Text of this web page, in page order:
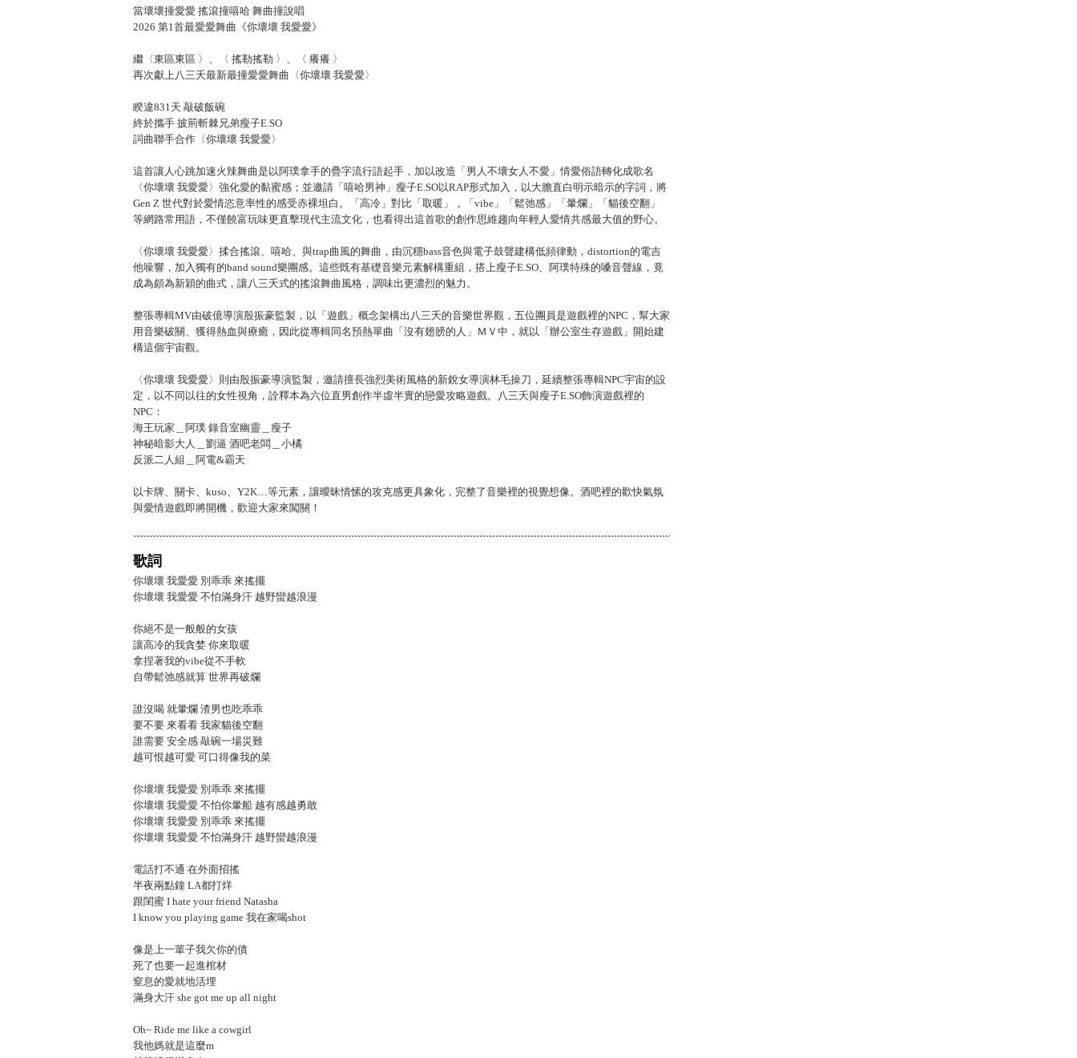
當壞壞撞愛愛 搖滾撞嘻哈 舞曲撞說唱
2026 第1首最愛愛舞曲《你壞壞 我愛愛》
繼〈東區東區 〉、〈 搖勒搖勒 〉、〈 癢癢 〉
再次獻上八三夭最新最撞愛愛舞曲〈你壞壞 我愛愛〉
睽違831天 敲破飯碗
終於攜手 披荊斬棘兄弟瘦子E.SO
詞曲聯手合作〈你壞壞 我愛愛〉
這首讓人心跳加速火辣舞曲是以阿璞拿手的疊字流行語起手，加以改造「男人不壞女人不愛」情愛俗語轉化成歌名
〈你壞壞 我愛愛〉強化愛的黏蜜感；並邀請「嘻哈男神」瘦子E.SO以RAP形式加入，以大膽直白明示暗示的字詞，將
Gen Z 世代對於愛情恣意率性的感受赤裸坦白。「高冷」對比「取暖」，「vibe」「鬆弛感」「暈爛」「貓後空翻」
等網路常用語，不僅饒富玩味更直擊現代主流文化，也看得出這首歌的創作思維趨向年輕人愛情共感最大值的野心。
〈你壞壞 我愛愛〉揉合搖滾、嘻哈、與trap曲風的舞曲，由沉穩bass音色與電子鼓聲建構低頻律動，distortion的電吉
他噪響，加入獨有的band sound樂團感。這些既有基礎音樂元素解構重組，搭上瘦子E.SO、阿璞特殊的嗓音聲線，竟
成為頗為新穎的曲式，讓八三夭式的搖滾舞曲風格，調味出更濃烈的魅力。
整張專輯MV由破億導演殷振豪監製，以「遊戲」概念架構出八三夭的音樂世界觀，五位團員是遊戲裡的NPC，幫大家
用音樂破關、獲得熱血與療癒，因此從專輯同名預熱單曲「沒有翅膀的人」ＭＶ中，就以「辦公室生存遊戲」開始建
構這個宇宙觀。
〈你壞壞 我愛愛〉則由殷振豪導演監製，邀請擅長強烈美術風格的新銳女導演林毛操刀，延續整張專輯NPC宇宙的設
定，以不同以往的女性視角，詮釋本為六位直男創作半虛半實的戀愛攻略遊戲。八三夭與瘦子E.SO飾演遊戲裡的
NPC：
海王玩家＿阿璞 錄音室幽靈＿瘦子
神秘暗影大人＿劉逼 酒吧老闆＿小橘
反派二人組＿阿電&霸天
以卡牌、關卡、kuso、Y2K…等元素，讓曖昧情愫的攻克感更具象化，完整了音樂裡的視覺想像。酒吧裡的歡快氣氛
與愛情遊戲即將開機，歡迎大家來闖關！
歌詞
你壞壞 我愛愛 別乖乖 來搖擺
你壞壞 我愛愛 不怕滿身汗 越野蠻越浪漫
你絕不是一般般的女孩
讓高冷的我貪婪 你來取暖
拿捏著我的vibe從不手軟
自帶鬆弛感就算 世界再破爛
誰沒喝 就暈爛 渣男也吃乖乖
要不要 來看看 我家貓後空翻
誰需要 安全感 敲碗一場災難
越可恨越可愛 可口得像我的菜
你壞壞 我愛愛 別乖乖 來搖擺
你壞壞 我愛愛 不怕你暈船 越有感越勇敢
你壞壞 我愛愛 別乖乖 來搖擺
你壞壞 我愛愛 不怕滿身汗 越野蠻越浪漫
電話打不通 在外面招搖
半夜兩點鐘 LA都打烊
跟閨蜜 I hate your friend Natasha
I know you playing game 我在家喝shot
像是上一輩子我欠你的債
死了也要一起進棺材
窒息的愛就地活埋
滿身大汗 she got me up all night
Oh~ Ride me like a cowgirl
我他媽就是這麼m